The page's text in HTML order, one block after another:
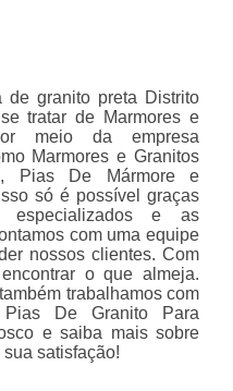
de granito preta Distrito
tratar de Marmores e
meio da empresa
Marmores e Granitos
Pias De Mármore e
só é possível graças
e as
com uma equipe
nossos clientes. Com
o que almeja.
trabalhamos com
De Granito Para
e saiba mais sobre
satisfação!